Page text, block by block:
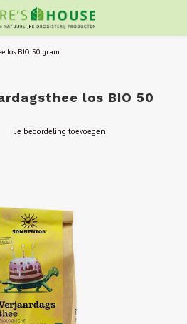
los BIO 50 gram
los BIO 50
Je beoordeling toevoegen